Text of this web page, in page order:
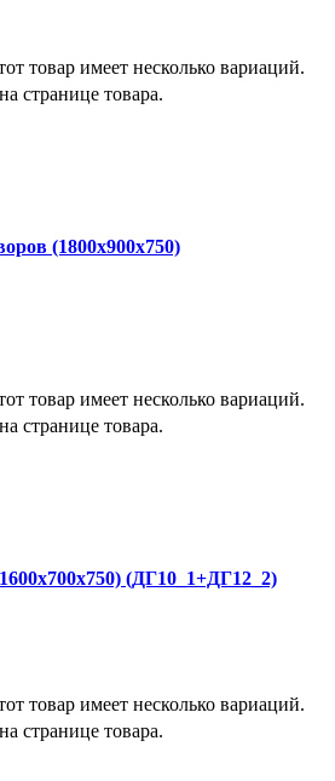
товар имеет несколько вариаций.
странице товара.
(1800х900х750)
товар имеет несколько вариаций.
странице товара.
(ДГ10_1+ДГ12_2)
товар имеет несколько вариаций.
странице товара.